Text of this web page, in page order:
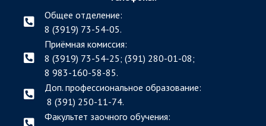
Общее отделение:
8 (3919) 73-54-05.
Приёмная комиссия:
8 (3919) 73-54-25; (391) 280-01-08;
8 983-160-58-85.
Доп. профессиональное образование:
8 (391) 250-11-74.
Факультет заочного обучения: